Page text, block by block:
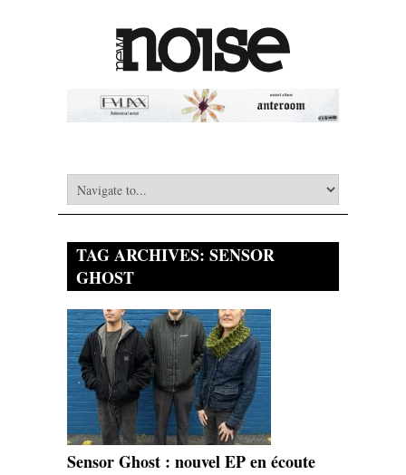
TAG ARCHIVES: SENSOR
GHOST
Sensor Ghost : nouvel EP en écoute